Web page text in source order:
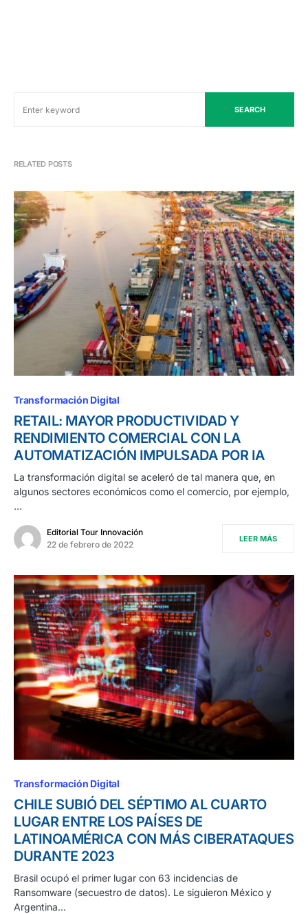
SEARCH
RELATED POSTS
Transformación Digital
RETAIL: MAYOR PRODUCTIVIDAD Y
RENDIMIENTO COMERCIAL CON LA
AUTOMATIZACIÓN IMPULSADA POR IA
La transformación digital se aceleró de tal manera que, en
algunos sectores económicos como el comercio, por ejemplo,
…
Editorial Tour Innovación
22 de febrero de 2022
LEER MÁS
Transformación Digital
CHILE SUBIÓ DEL SÉPTIMO AL CUARTO
LUGAR ENTRE LOS PAÍSES DE
LATINOAMÉRICA CON MÁS CIBERATAQUES
DURANTE 2023
Brasil ocupó el primer lugar con 63 incidencias de
Ransomware (secuestro de datos). Le siguieron México y
Argentina…